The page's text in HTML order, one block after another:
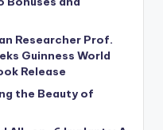
Researcher Prof.
Guinness World
Release
the Beauty of